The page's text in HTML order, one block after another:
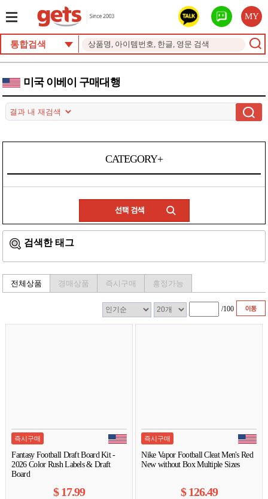
MY
통합검색
미국 이베이 구매대행
CATEGORY+
검색한 태그
전체상품 경매상품 즉시구매 흥정가능
/100
즉시구매
Fantasy Football Draft Board Kit -
2026 Color Rush Labels & Draft
Board
$17.99
즉시구매
Nike Vapor Football Cleat Men's Red
New without Box Multiple Sizes
$126.49